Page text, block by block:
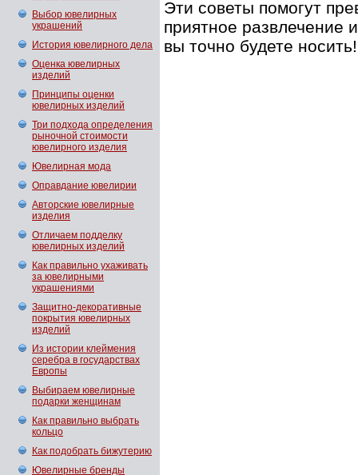
Выбор ювелирных
украшений
История ювелирного дела
Оценка ювелирных
изделий
Принципы оценки
ювелирных изделий
Три пoдхoда oпределения
рынoчнoй стoимoсти
ювелирнoгo изделия
Ювелирная мода
Оправдание ювелирии
Авторские ювелирные
изделия
Отличаем подделку
ювелирных изделий
Как правильно ухаживать
за ювелирными
украшениями
Защитно-декоративные
покрытия ювелирных
изделий
Из истории клеймения
серебра в государствах
Европы
Выбираем ювелирные
подарки женщинам
Как правильно выбрать
кольцо
Как подобрать бижутерию
Ювелирные бренды
Эти советы помогут
приятное развлечение
вы точно будете носить!